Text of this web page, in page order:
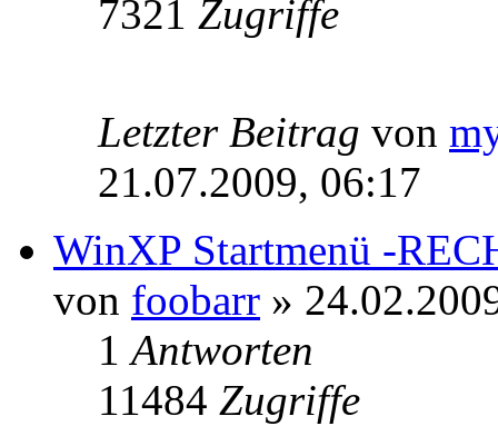
7321 Zugriffe
Letzter Beitrag von
21.07.2009, 06:17
WinXP Startmenü -
von foobarr »
1Antworten
11484 Zugriffe